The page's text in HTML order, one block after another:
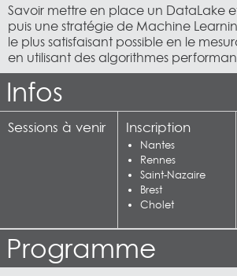
Savoir mettre en place un DataLake
puis une stratégie de Machine
le plus satisfaisant possible en le
en utilisant des algorithmes
Infos
Sessions à venir Inscription
Nantes
Rennes
Saint-Nazaire
Brest
Cholet
Programme